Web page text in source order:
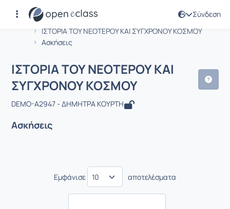
Σύνδεση
Αρχική Σελίδα
ΙΣΤΟΡΙΑ ΤΟΥ ΝΕΟΤΕΡΟΥ ΚΑΙ ΣΥΓΧΡΟΝΟΥ ΚΟΣΜΟΥ
Ασκήσεις
Μάθημα : ΙΣΤΟΡΙΑ ΤΟΥ ΝΕΟΤΕΡΟΥ
ΙΣΤΟΡΙΑ ΤΟΥ ΝΕΟΤΕΡΟΥ ΚΑΙ
ΣΥΓΧΡΟΝΟΥ ΚΟΣΜΟΥ
DEMO-A2947 - ΔΗΜΗΤΡΑ ΚΟΥΡΤΗ
Ασκήσεις
Εμφάνισε αποτελέσματα